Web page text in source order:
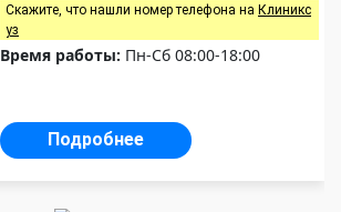
Скажите, что нашли номер телефона на Клиникс
уз
Время работы: Пн-Сб 08:00-18:00
Подробнее